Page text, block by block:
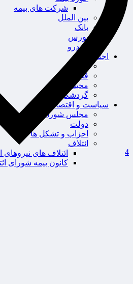
شرکت های بیمه
بین الملل
بانک
بورس
خودرو
اجتماعی
سلامت
قضایی
محیط زیست
گردشگری
سیاست و اقتصاد
مجلس شورای اسلامی
دولت
احزاب و تشکل ها
ائتلاف
ائتلاف های نیروهای
کانون بیمه شورای
4